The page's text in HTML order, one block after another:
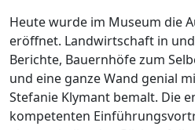
Heute wurde im Museum die
eröffnet. Landwirtschaft in
Berichte, Bauernhöfe zum
und eine ganze Wand genial
Stefanie Klymant bemalt. Die
kompetenten